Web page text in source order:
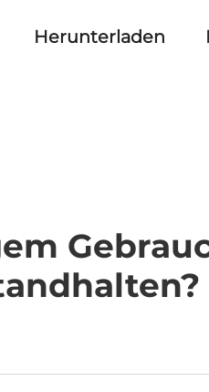
Herunterladen